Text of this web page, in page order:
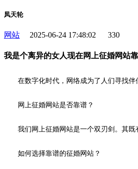
凤天轮
网站 2025-06-24 17:48:02 330
我是个离异的女人现在网上征婚网站
在数字化时代，网络成为了人们寻找
网上征婚网站是否靠谱？
我们网上征婚网站是一个双刃剑。其
如何选择靠谱的征婚网站？